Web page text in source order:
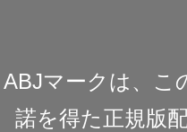
ABJマークは、こ
諾を得た正規版